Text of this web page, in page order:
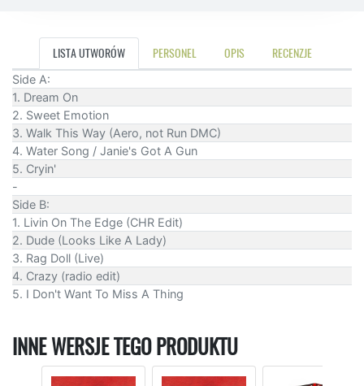
LISTA UTWORÓW PERSONEL OPIS RECENZJE
Side A:
1. Dream On
2. Sweet Emotion
3. Walk This Way (Aero, not Run DMC)
4. Water Song / Janie's Got A Gun
5. Cryin'
-
Side B:
1. Livin On The Edge (CHR Edit)
2. Dude (Looks Like A Lady)
3. Rag Doll (Live)
4. Crazy (radio edit)
5. I Don't Want To Miss A Thing
INNE WERSJE TEGO PRODUKTU